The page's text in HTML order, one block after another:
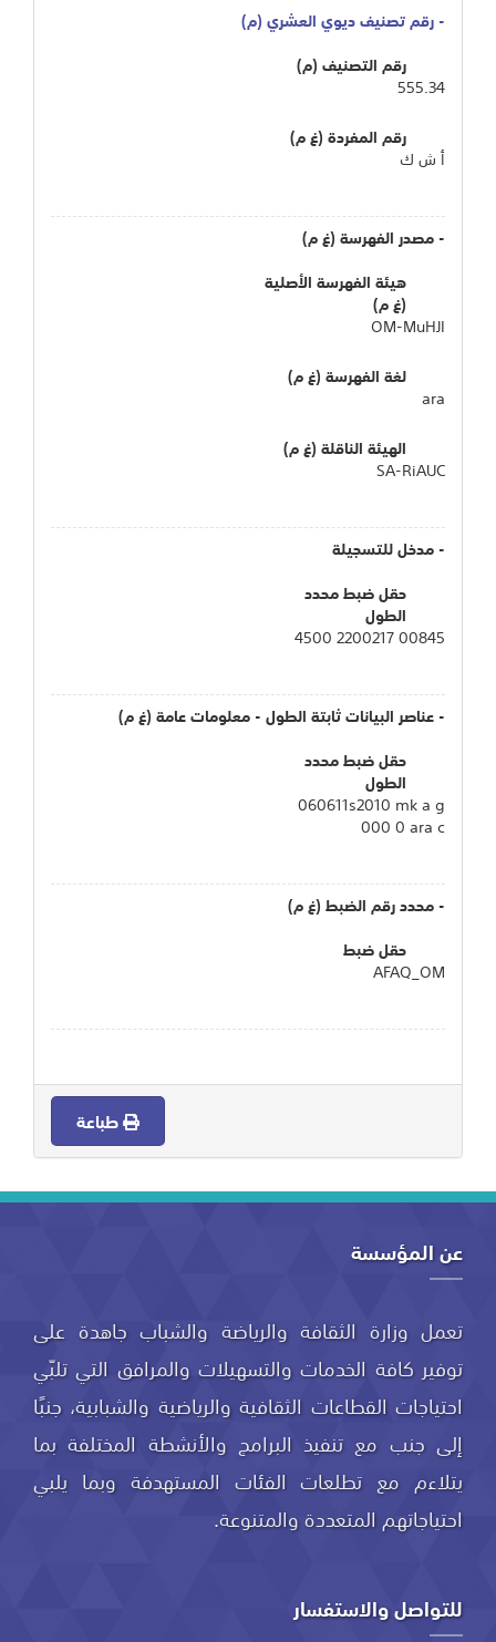
- رقم تصنيف ديوي العشري (م)
رقم التصنيف (م)
555.34
رقم المفردة (غ م)
أ ش ك
- مصدر الفهرسة (غ م)
هيئة الفهرسة الأصلية
(غ م)
OM-MuHJI
لغة الفهرسة (غ م)
ara
الهيئة الناقلة (غ م)
SA-RiAUC
- مدخل للتسجيلة
حقل ضبط محدد
الطول
00845 2200217 4500
- عناصر البيانات ثابتة الطول - معلومات عامة (غ م)
حقل ضبط محدد
الطول
060611s2010 mk a g
000 0 ara c
- محدد رقم الضبط (غ م)
حقل ضبط
AFAQ_OM
طباعة
عن المؤسسة
تعمل وزارة الثقافة والرياضة والشباب جاهدة على
توفير كافة الخدمات والتسهيلات والمرافق التي تلبّي
احتياجات القطاعات الثقافية والرياضية والشبابية، جنبًا
إلى جنب مع تنفيذ البرامج والأنشطة المختلفة بما
يتلاءم مع تطلعات الفئات المستهدفة وبما يلبي
احتياجاتهم المتعددة والمتنوعة.
للتواصل والاستفسار